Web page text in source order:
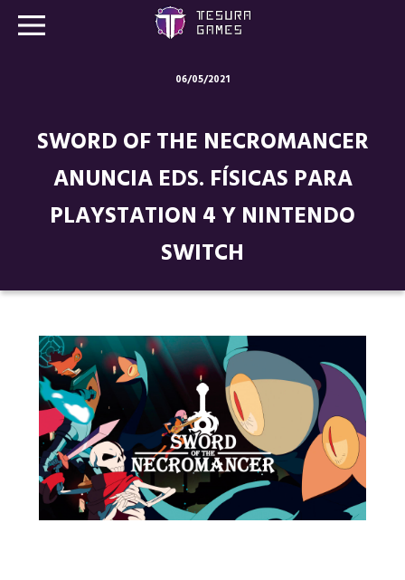
06/05/2021
SWORD OF THE NECROMANCER
ANUNCIA EDS. FÍSICAS PARA
PLAYSTATION 4 Y NINTENDO
SWITCH
Store
Blog
Sobre nosotros
Nuestras redes:
Idiomas: